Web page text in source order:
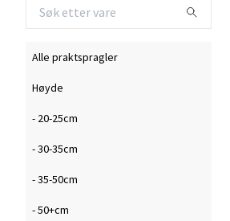
Alle praktspragler
Høyde
- 20-25cm
- 30-35cm
- 35-50cm
- 50+cm